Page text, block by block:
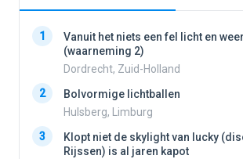
1
Vanuit het niets een fel licht en
(waarneming 2)
Dordrecht, Zuid-Holland
2
Bolvormige lichtballen
Hulsberg, Limburg
3
Klopt niet de skylight van lucky
Rijssen) is al jaren kapot